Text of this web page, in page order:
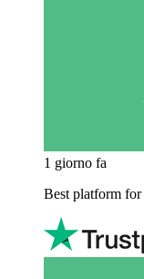
1 giorno fa
Best platform